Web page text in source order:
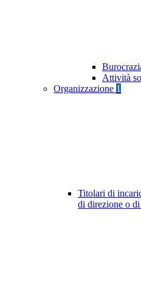
Attività
Organizzazione 1
Titolari di
di direzione o